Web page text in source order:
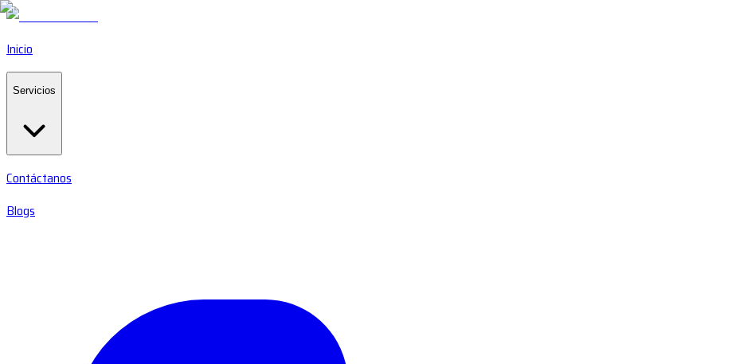
Inicio
Servicios
Contáctanos
Blogs